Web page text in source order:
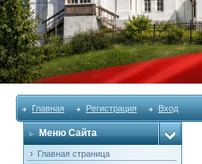
Главная Регистрация Вход
Меню Сайта
Главная страница